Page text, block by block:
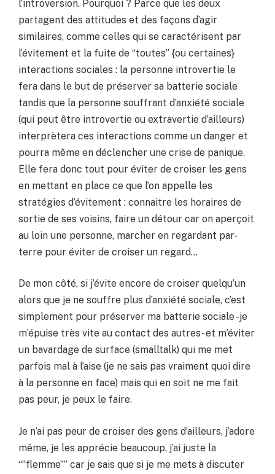
l’introversion. Pourquoi ? Parce que les deux
partagent des attitudes et des façons d’agir
similaires, comme celles qui se caractérisent par
l’évitement et la fuite de “toutes” {ou certaines}
interactions sociales : la personne introvertie le
fera dans le but de préserver sa batterie sociale
tandis que la personne souffrant d’anxiété sociale
(qui peut être introvertie ou extravertie d’ailleurs)
interprètera ces interactions comme un danger et
pourra même en déclencher une crise de panique.
Elle fera donc tout pour éviter de croiser les gens
en mettant en place ce que l’on appelle les
stratégies d’évitement : connaitre les horaires de
sortie de ses voisins, faire un détour car on aperçoit
au loin une personne, marcher en regardant par-
terre pour éviter de croiser un regard…
De mon côté, si j’évite encore de croiser quelqu’un
alors que je ne souffre plus d’anxiété sociale, c’est
simplement pour préserver ma batterie sociale -je
m’épuise très vite au contact des autres- et m’éviter
un bavardage de surface (smalltalk) qui me met
parfois mal à l’aise (je ne sais pas vraiment quoi dire
à la personne en face) mais qui en soit ne me fait
pas peur, je peux le faire.
Je n’ai pas peur de croiser des gens d’ailleurs, j’adore
même, je les apprécie beaucoup, j’ai juste la
“”flemme”” car je sais que si je me mets à discuter